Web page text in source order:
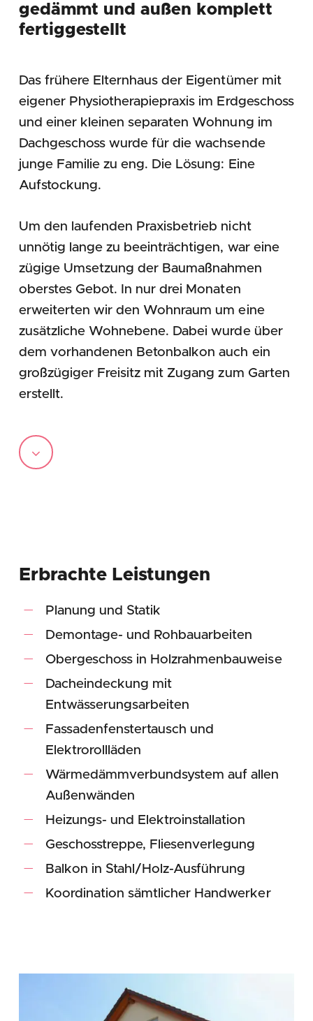
gedämmt und außen komplett
fertiggestellt
Das frühere Elternhaus der Eigentümer mit
eigener Physiotherapiepraxis im Erdgeschoss
und einer kleinen separaten Wohnung im
Dachgeschoss wurde für die wachsende
junge Familie zu eng. Die Lösung: Eine
Aufstockung.
Um den laufenden Praxisbetrieb nicht
unnötig lange zu beeinträchtigen, war eine
zügige Umsetzung der Baumaßnahmen
oberstes Gebot. In nur drei Monaten
erweiterten wir den Wohnraum um eine
zusätzliche Wohnebene. Dabei wurde über
dem vorhandenen Betonbalkon auch ein
großzügiger Freisitz mit Zugang zum Garten
erstellt.
Navigate
Erbrachte Leistungen
Planung und Statik
Demontage- und Rohbauarbeiten
Obergeschoss in Holzrahmenbauweise
Dacheindeckung mit
Entwässerungsarbeiten
Fassadenfenstertausch und
Elektrorollläden
Wärmedämmverbundsystem auf allen
Außenwänden
Heizungs- und Elektroinstallation
Geschosstreppe, Fliesenverlegung
Balkon in Stahl/Holz-Ausführung
Koordination sämtlicher Handwerker